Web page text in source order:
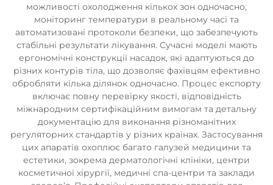
можливості охолодження кількох зон одночасно,
моніторинг температури в реальному часі та
автоматизовані протоколи безпеки, що забезпечують
стабільні результати лікування. Сучасні моделі мають
ергономічні конструкції насадок, які адаптуються до
різних контурів тіла, що дозволяє фахівцям ефективно
обробляти кілька ділянок одночасно. Процес експорту
включає повну перевірку якості, відповідність
міжнародним сертифікаційним вимогам та детальну
документацію для виконання різноманітних
регуляторних стандартів у різних країнах. Застосування
цих апаратів охоплює багато галузей медицини та
естетики, зокрема дерматологічні клініки, центри
косметичної хірургії, медичні спа-центри та заклади